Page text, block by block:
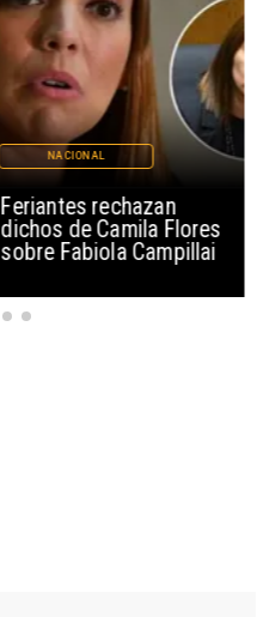
Feriantes rechazan
dichos de Camila Flores
sobre Fabiola Campillai
NACIONAL